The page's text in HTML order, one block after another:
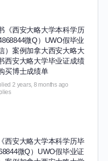
《西安大略大学本科学历
微Q）UWO假毕业
）案例加拿大西安大略大
西安大略大学毕业证成绩
买博士成绩单
2 years, 8 months ago
西安大略大学本科学历毕
微Q）UWO假毕业证